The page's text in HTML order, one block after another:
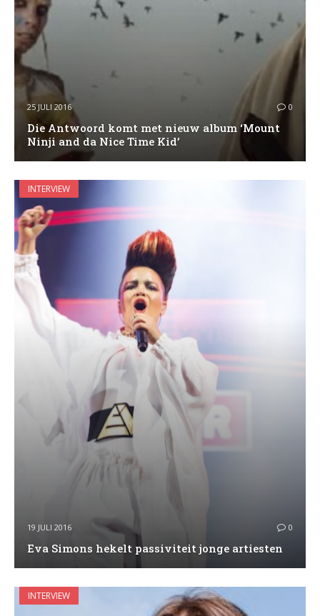
25 JULI 2016 0
Die Antwoord komt met nieuw album ‘Mount
Ninji and da Nice Time Kid’
INTERVIEW
19 JULI 2016 0
Eva Simons hekelt passiviteit jonge artiesten
INTERVIEW